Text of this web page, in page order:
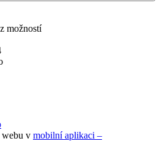
možností
webu v mobilní aplikaci –